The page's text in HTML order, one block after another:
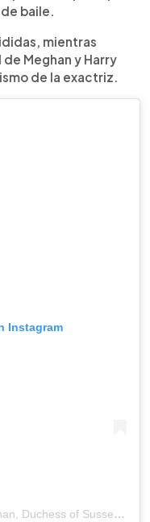
baile.
mientras
Meghan y Harry
de la exactriz.
Instagram
Una publicación compartida de Meghan, Duchess of Sussex (@meghan)